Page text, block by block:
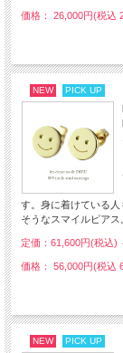
価格： 26,000円(税込
NEW PICK UP
す。身に着けている
そうなスマイルピア
定価：61,600円(税込)
価格： 56,000円(税込
NEW PICK UP